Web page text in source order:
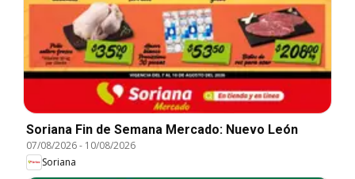
Soriana Fin de Semana Mercado: Nuevo León
07/08/2026- 10/08/2026
Soriana